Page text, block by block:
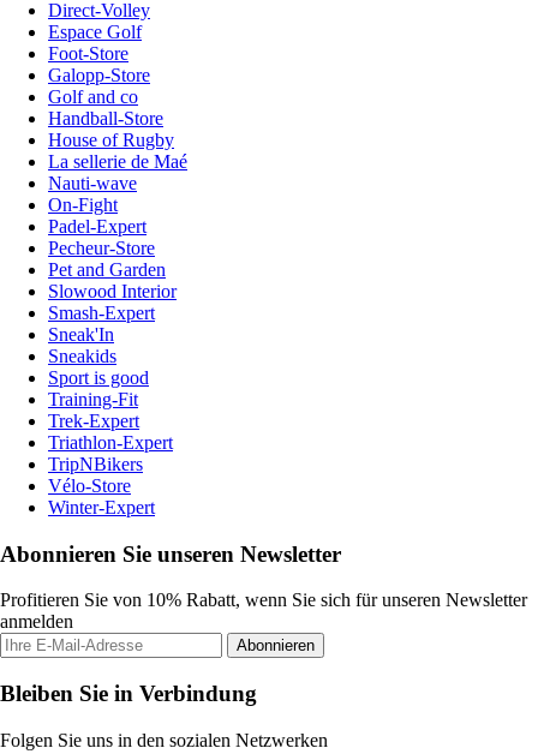
Direct-Volley
Espace Golf
Foot-Store
Galopp-Store
Golf and co
Handball-Store
House of Rugby
La sellerie de Maé
Nauti-wave
On-Fight
Padel-Expert
Pecheur-Store
Pet and Garden
Slowood Interior
Smash-Expert
Sneak'In
Sneakids
Sport is good
Training-Fit
Trek-Expert
Triathlon-Expert
TripNBikers
Vélo-Store
Winter-Expert
Abonnieren Sie unseren Newsletter
Profitieren Sie von 10% Rabatt, wenn Sie sich für unseren Newsletter
anmelden
Abonnieren
Bleiben Sie in Verbindung
Folgen Sie uns in den sozialen Netzwerken